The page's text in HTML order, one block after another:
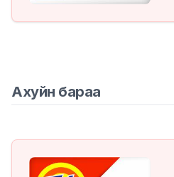
Ахуйн бараа